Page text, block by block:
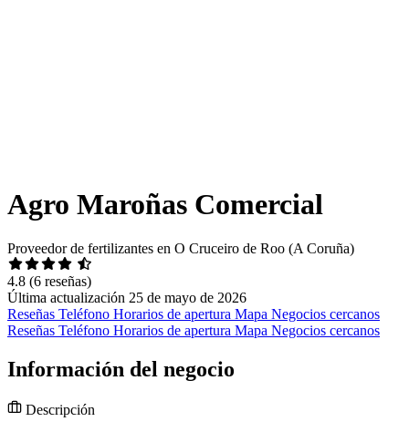
Agro Maroñas Comercial
Proveedor de fertilizantes en O Cruceiro de Roo (A Coruña)
4.8 (6 reseñas)
Última actualización 25 de mayo de 2026
Reseñas Teléfono Horarios de apertura Mapa Negocios cercanos
Reseñas Teléfono Horarios de apertura Mapa Negocios cercanos
Información del negocio
Descripción